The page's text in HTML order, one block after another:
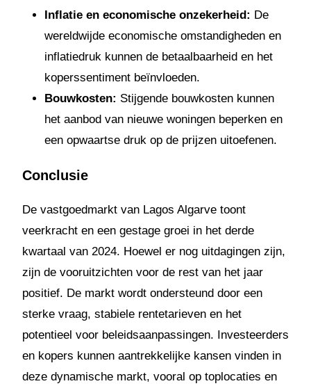
Inflatie en economische onzekerheid: De
wereldwijde economische omstandigheden en
inflatiedruk kunnen de betaalbaarheid en het
koperssentiment beïnvloeden.
Bouwkosten: Stijgende bouwkosten kunnen
het aanbod van nieuwe woningen beperken en
een opwaartse druk op de prijzen uitoefenen.
Conclusie
De vastgoedmarkt van Lagos Algarve toont
veerkracht en een gestage groei in het derde
kwartaal van 2024. Hoewel er nog uitdagingen zijn,
zijn de vooruitzichten voor de rest van het jaar
positief. De markt wordt ondersteund door een
sterke vraag, stabiele rentetarieven en het
potentieel voor beleidsaanpassingen. Investeerders
en kopers kunnen aantrekkelijke kansen vinden in
deze dynamische markt, vooral op toplocaties en